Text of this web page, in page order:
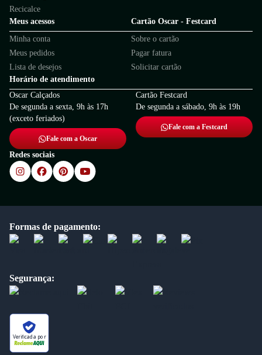
Recicalce
Meus acessos
Minha conta
Meus pedidos
Lista de desejos
Cartão Oscar - Festcard
Sobre o cartão
Pagar fatura
Solicitar cartão
Horário de atendimento
Oscar Calçados
De segunda a sexta, 9h às 17h
(exceto feriados)
Fale com a Oscar
Cartão Festcard
De segunda a sábado, 9h às 19h
Fale com a Festcard
Redes sociais
Formas de pagamento:
Segurança:
Verificada por